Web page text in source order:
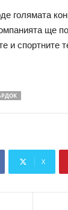
голямата
ще
и спортните
X